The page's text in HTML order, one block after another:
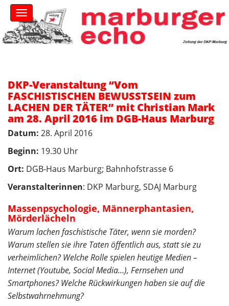
M
a
i
n
k
i
p
o
n
t
e
DKP-Veranstaltung “Vom
FASCHISTISCHEN BEWUSSTSEIN zum
LACHEN DER TÄTER” mit Christian Mark
am 28. April 2016 im DGB-Haus Marburg
Datum: 28. April 2016
Beginn: 19.30 Uhr
Ort: DGB-Haus Marburg; Bahnhofstrasse 6
Veranstalterinnen: DKP Marburg, SDAJ Marburg
Massenpsychologie, Männerphantasien,
Mörderlächeln
Warum lachen faschistische Täter, wenn sie morden?
Warum stellen sie ihre Taten öffentlich aus, statt sie zu
verheimlichen? Welche Rolle spielen heutige Medien –
Internet (Youtube, Social Media…), Fernsehen und
Smartphones? Welche Rückwirkungen haben sie auf die
Selbstwahrnehmung?